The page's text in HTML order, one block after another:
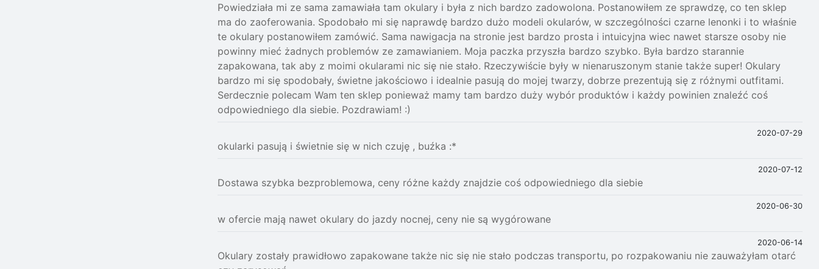
Powiedziała mi ze sama zamawiała tam okulary i była z nich bardzo zadowolona. Postanowiłem ze sprawdzę, co ten sklep
ma do zaoferowania. Spodobało mi się naprawdę bardzo dużo modeli okularów, w szczególności czarne lenonki i to właśnie
te okulary postanowiłem zamówić. Sama nawigacja na stronie jest bardzo prosta i intuicyjna wiec nawet starsze osoby nie
powinny mieć żadnych problemów ze zamawianiem. Moja paczka przyszła bardzo szybko. Była bardzo starannie
zapakowana, tak aby z moimi okularami nic się nie stało. Rzeczywiście były w nienaruszonym stanie także super! Okulary
bardzo mi się spodobały, świetne jakościowo i idealnie pasują do mojej twarzy, dobrze prezentują się z różnymi outfitami.
Serdecznie polecam Wam ten sklep ponieważ mamy tam bardzo duży wybór produktów i każdy powinien znaleźć coś
odpowiedniego dla siebie. Pozdrawiam! :)
2020-07-29
okularki pasują i świetnie się w nich czuję , buźka :*
2020-07-12
Dostawa szybka bezproblemowa, ceny różne każdy znajdzie coś odpowiedniego dla siebie
2020-06-30
w ofercie mają nawet okulary do jazdy nocnej, ceny nie są wygórowane
2020-06-14
Okulary zostały prawidłowo zapakowane także nic się nie stało podczas transportu, po rozpakowaniu nie zauważyłam otarć